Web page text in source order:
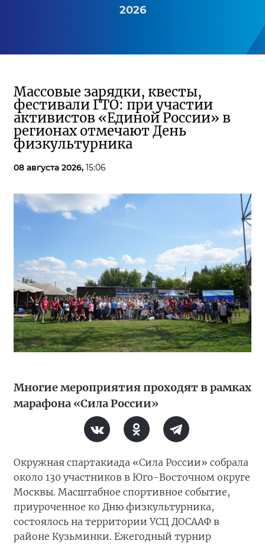
2026
Массовые зарядки, квесты,
фестивали ГТО: при участии
активистов «Единой России» в
регионах отмечают День
физкультурника
08 августа 2026, 15:06
Многие мероприятия проходят в рамках
марафона «Сила России»
Окружная спартакиада «Сила России» собрала
около 130 участников в Юго-Восточном округе
Москвы. Масштабное спортивное событие,
приуроченное ко Дню физкультурника,
состоялось на территории УСЦ ДОСААФ в
районе Кузьминки. Ежегодный турнир